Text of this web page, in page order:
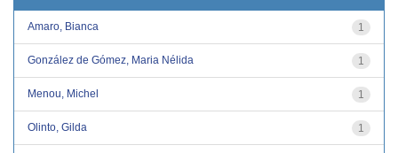
1
Amaro, Bianca
1
González de Gómez, Maria Nélida
1
Menou, Michel
1
Olinto, Gilda